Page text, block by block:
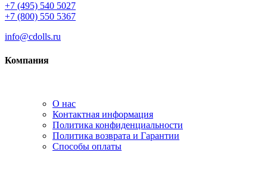
+7 (495) 540 5027
+7 (800) 550 5367
info@cdolls.ru
Компания
О нас
Контактная информация
Политика конфиденциальности
Политика возврата и Гарантии
Способы оплаты